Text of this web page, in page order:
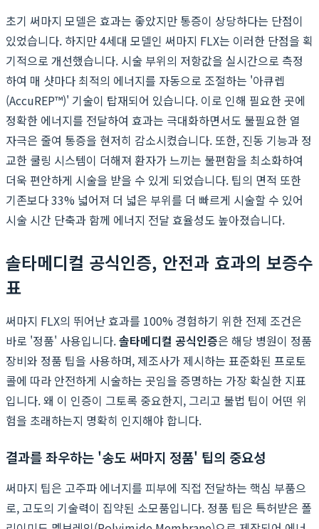
초기 써마지 모델은 효과는 좋았지만 통증이 상당하다는 단점이
있었습니다. 하지만 4세대 모델인 써마지 FLX는 이러한 단점을 획
기적으로 개선했습니다. 시술 부위의 저항값을 실시간으로 측정
하여 매 샷마다 최적의 에너지를 자동으로 조절하는 '아큐렙
(AccuREP™)' 기술이 탑재되어 있습니다. 이로 인해 필요한 곳에
정확한 에너지를 전달하여 효과는 극대화하면서도 불필요한 열
자극은 줄여 통증을 현저히 감소시켰습니다. 또한, 진동 기능과 정
교한 쿨링 시스템이 더해져 환자가 느끼는 불편함을 최소화하여
더욱 편안하게 시술을 받을 수 있게 되었습니다. 팁의 면적 또한
기존보다 33% 넓어져 더 넓은 부위를 더 빠르게 시술할 수 있어
시술 시간 단축과 함께 에너지 전달 효율성도 높아졌습니다.
솔타메디컬 공식인증, 안전과 효과의 보증수
표
써마지 FLX의 뛰어난 효과를 100% 경험하기 위한 전제 조건은
바로 '정품' 사용입니다.솔타메디컬 공식인증은 해당 병원이 정품
장비와 정품 팁을 사용하며, 제조사가 제시하는 표준화된 프로토
콜에 따라 안전하게 시술하는 곳임을 증명하는 가장 확실한 지표
입니다. 왜 이 인증이 그토록 중요한지, 그리고 불법 팁이 어떤 위
험을 초래하는지 명확히 인지해야 합니다.
결과를 좌우하는 '송도 써마지 정품' 팁의 중요성
써마지 팁은 고주파 에너지를 피부에 직접 전달하는 핵심 부품으
로, 고도의 기술력이 집약된 소모품입니다. 정품 팁은 특허받은 폴